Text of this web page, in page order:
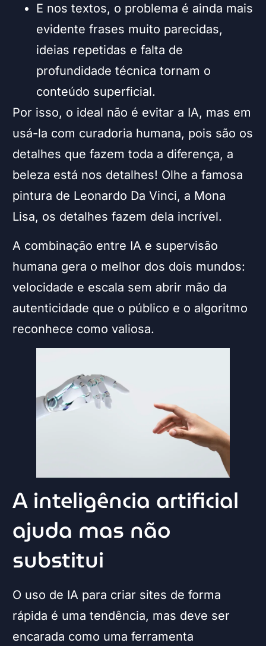
E nos textos, o problema é ainda mais
evidente frases muito parecidas,
ideias repetidas e falta de
profundidade técnica tornam o
conteúdo superficial.
Por isso, o ideal não é evitar a IA, mas em
usá-la com curadoria humana, pois são os
detalhes que fazem toda a diferença, a
beleza está nos detalhes! Olhe a famosa
pintura de Leonardo Da Vinci, a Mona
Lisa, os detalhes fazem dela incrível.
A combinação entre IA e supervisão
humana gera o melhor dos dois mundos:
velocidade e escala sem abrir mão da
autenticidade que o público e o algoritmo
reconhece como valiosa.
A inteligência artificial
ajuda mas não
substitui
O uso de IA para criar sites de forma
rápida é uma tendência, mas deve ser
encarada como uma ferramenta